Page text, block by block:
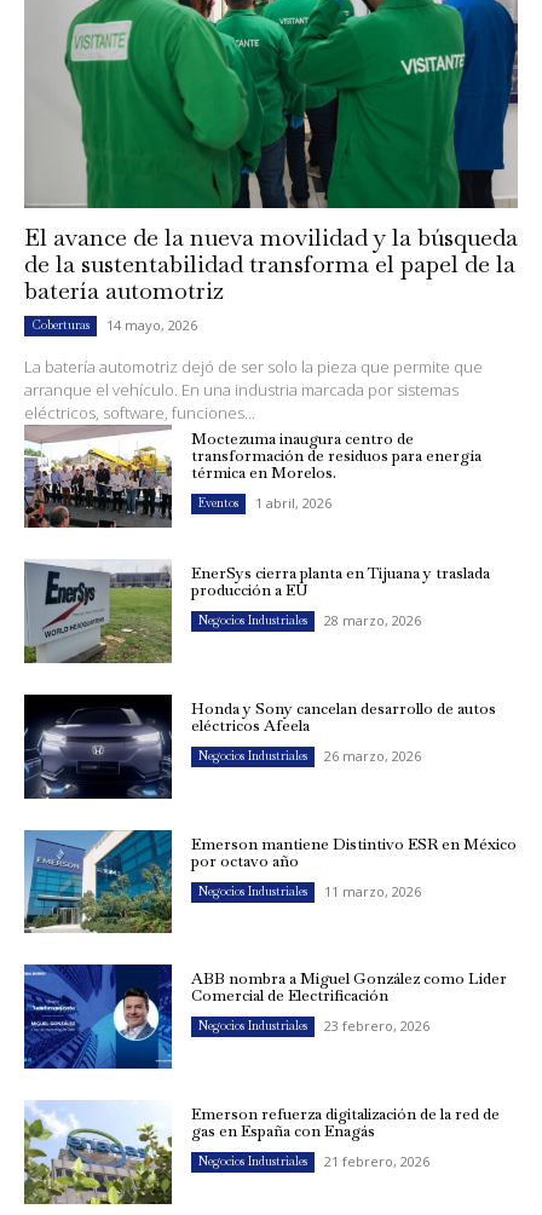
El avance de la nueva movilidad y la búsqueda
de la sustentabilidad transforma el papel de la
batería automotriz
Coberturas 14 mayo, 2026
La batería automotriz dejó de ser solo la pieza que permite que
arranque el vehículo. En una industria marcada por sistemas
eléctricos, software, funciones...
Moctezuma inaugura centro de
transformación de residuos para energía
térmica en Morelos.
Eventos 1 abril, 2026
EnerSys cierra planta en Tijuana y traslada
producción a EU
Negocios Industriales 28 marzo, 2026
Honda y Sony cancelan desarrollo de autos
eléctricos Afeela
Negocios Industriales 26 marzo, 2026
Emerson mantiene Distintivo ESR en México
por octavo año
Negocios Industriales 11 marzo, 2026
ABB nombra a Miguel González como Líder
Comercial de Electrificación
Negocios Industriales 23 febrero, 2026
Emerson refuerza digitalización de la red de
gas en España con Enagás
Negocios Industriales 21 febrero, 2026